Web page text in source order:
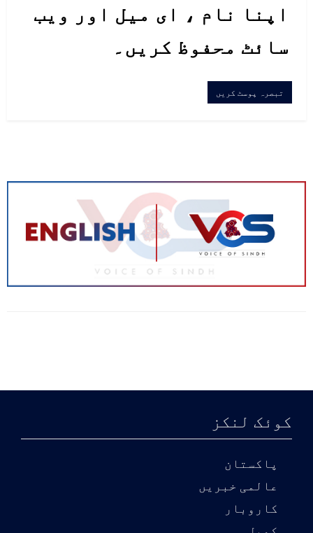
اپنا نام ، ای میل اور ویب
سائٹ محفوظ کریں۔
کوئک لنکز
پاکستان
عالمی خبریں
کاروبار